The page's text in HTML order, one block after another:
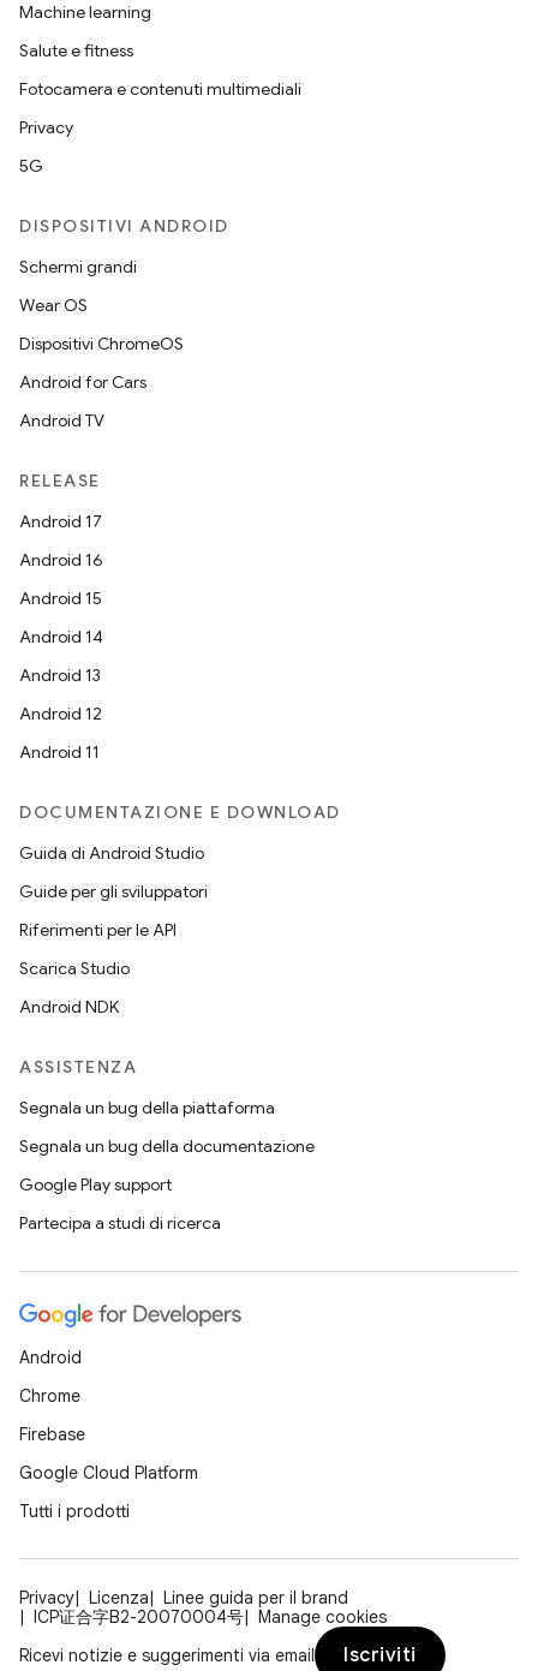
Machine learning
Salute e fitness
Fotocamera e contenuti multimediali
Privacy
5G
DISPOSITIVI ANDROID
Schermi grandi
Wear OS
Dispositivi ChromeOS
Android for Cars
Android TV
RELEASE
Android 17
Android 16
Android 15
Android 14
Android 13
Android 12
Android 11
DOCUMENTAZIONE E DOWNLOAD
Guida di Android Studio
Guide per gli sviluppatori
Riferimenti per le API
Scarica Studio
Android NDK
ASSISTENZA
Segnala un bug della piattaforma
Segnala un bug della documentazione
Google Play support
Partecipa a studi di ricerca
Android
Chrome
Firebase
Google Cloud Platform
Tutti i prodotti
Privacy Licenza
Linee guida per il brand
ICP证合字B2-20070004号
Manage cookies
Ricevi notizie e suggerimenti via email
Iscriviti